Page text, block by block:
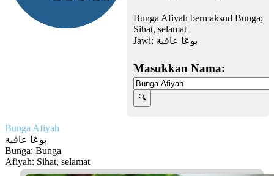
Bunga Afiyah bermaksud Bunga;
Sihat, selamat
Jawi: بوڠا عافية
Masukkan Nama:
Bunga Afiyah
بوڠا عافية
Bunga: Bunga
Afiyah: Sihat, selamat